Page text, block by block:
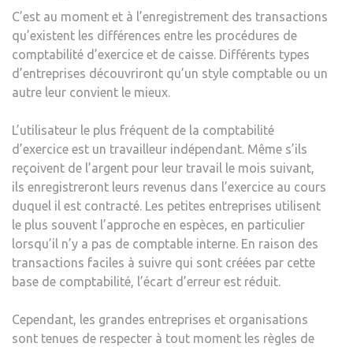
C’est au moment et à l’enregistrement des transactions
qu’existent les différences entre les procédures de
comptabilité d’exercice et de caisse. Différents types
d’entreprises découvriront qu’un style comptable ou un
autre leur convient le mieux.
L’utilisateur le plus fréquent de la comptabilité
d’exercice est un travailleur indépendant. Même s’ils
reçoivent de l’argent pour leur travail le mois suivant,
ils enregistreront leurs revenus dans l’exercice au cours
duquel il est contracté. Les petites entreprises utilisent
le plus souvent l’approche en espèces, en particulier
lorsqu’il n’y a pas de comptable interne. En raison des
transactions faciles à suivre qui sont créées par cette
base de comptabilité, l’écart d’erreur est réduit.
Cependant, les grandes entreprises et organisations
sont tenues de respecter à tout moment les règles de